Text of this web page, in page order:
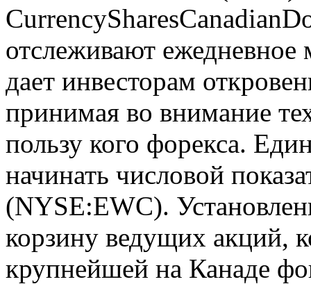
отслеживают
дает инвесторам
принимая во внимание
пользу кого форекса.
начинать числовой
(NYSE:EWC).
корзину ведущих акций,
крупнейшей на Канаде